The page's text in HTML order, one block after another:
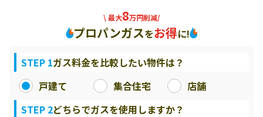
\ 最大8万円削減/
プロパンガスをお得に!
STEP 1ガス料金を比較したい物件は？
戸建て
集合住宅
店舗
STEP 2どちらでガスを使用しますか？